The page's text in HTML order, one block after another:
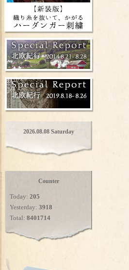
2026.08.08 Saturday
Counter
Today: 205
Yesterday: 3918
Total: 8401714